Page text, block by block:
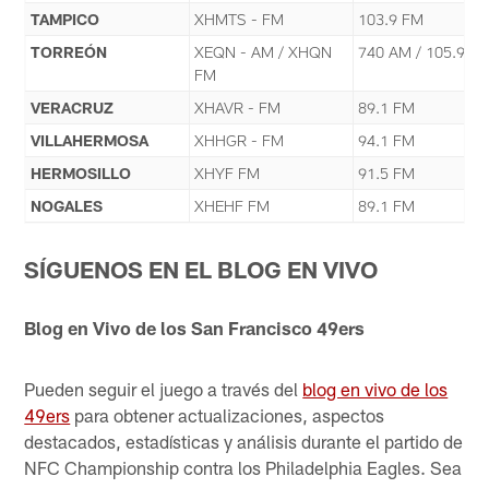
TAMPICO
XHMTS - FM
103.9 FM
TORREÓN
XEQN - AM / XHQN
FM
740 AM / 105.9
VERACRUZ XHAVR - FM
89.1 FM
VILLAHERMOSA
XHHGR - FM
94.1 FM
HERMOSILLO
XHYF FM
91.5 FM
NOGALES
XHEHF FM 89.1 FM
SÍGUENOS EN EL BLOG EN VIVO
Blog en Vivo de los San Francisco 49ers
Pueden seguir el juego a través del blog en vivo de los
49ers para obtener actualizaciones, aspectos
destacados, estadísticas y análisis durante el partido de
NFC Championship contra los Philadelphia Eagles. Sea